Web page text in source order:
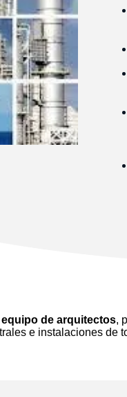
equipo de arquitectos,
e instalaciones de